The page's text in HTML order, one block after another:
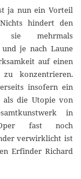
ja nun ein Vorteil
hindert den
sie mehrmals
und je nach Laune
auf einen
zu konzentrieren.
insofern ein
als die Utopie von
in
fast noch
verwirklicht ist
Erfinder Richard